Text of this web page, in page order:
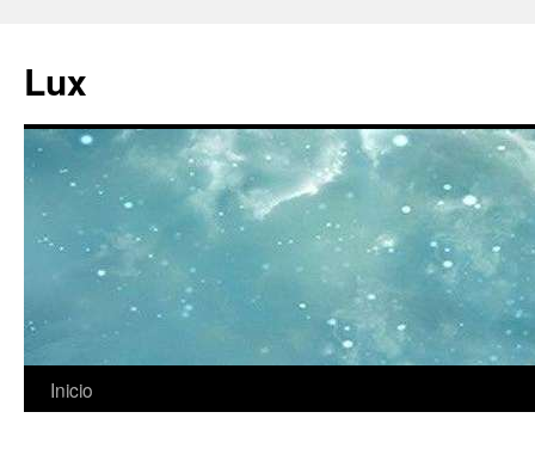
contenido
Lux
Inicio